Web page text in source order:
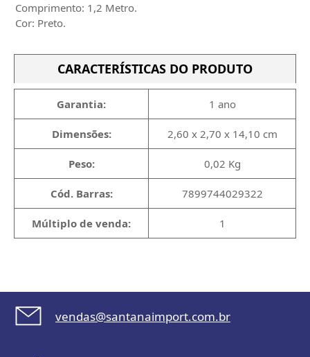
Comprimento: 1,2 Metro.
Cor: Preto.
CARACTERÍSTICAS DO PRODUTO
Garantia: 1 ano
Dimensões: 2,60 x 2,70 x 14,10 cm
Peso: 0,02 Kg
Cód. Barras: 7899744029322
Múltiplo de venda: 1
vendas@santanaimport.com.br